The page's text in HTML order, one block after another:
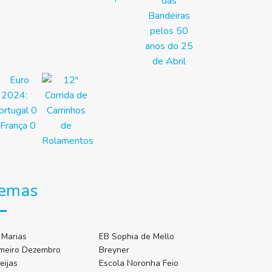
Dezembro
EB Sophia de Mello
Breyner
Escola Noronha Feio